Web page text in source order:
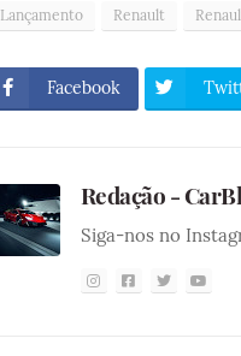
Lançamento Renault
Facebook
Redação -
Siga-nos no